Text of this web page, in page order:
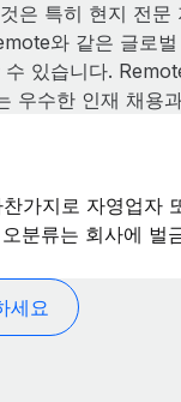
은 특히 현지 전
와 같은 글로
있습니다.
우수한 인재 채용
가지로 자영업자
분류는 회사에 벌
세요